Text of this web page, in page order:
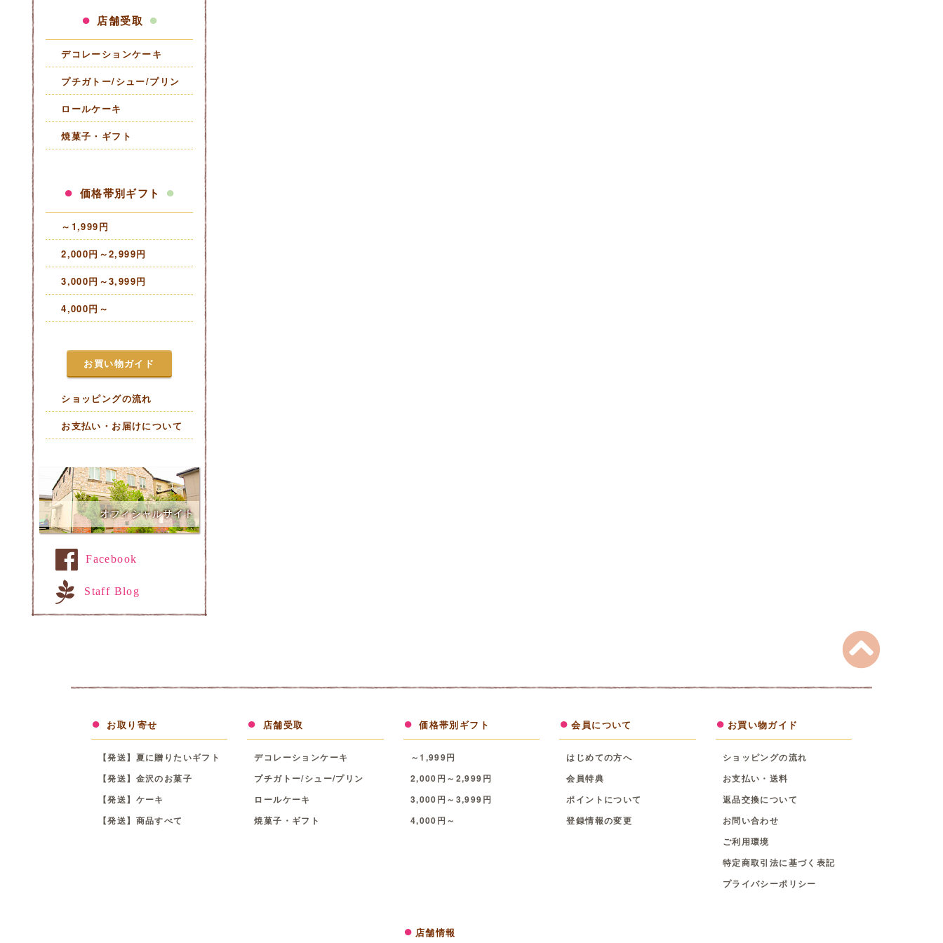
店舗受取
デコレーションケーキ
プチガトー/シュー/プリン
ロールケーキ
焼菓子・ギフト
価格帯別ギフト
～1,999円
2,000円～2,999円
3,000円～3,999円
4,000円～
お買い物ガイド
ショッピングの流れ
お支払い・お届けについて
Facebook
Staff Blog
お取り寄せ
【発送】夏に贈りたいギフト
【発送】金沢のお菓子
【発送】ケーキ
【発送】商品すべて
店舗受取
デコレーションケーキ
プチガトー/シュー/プリン
ロールケーキ
焼菓子・ギフト
価格帯別ギフト
～1,999円
2,000円～2,999円
3,000円～3,999円
4,000円～
会員について
はじめての方へ
会員特典
ポイントについて
登録情報の変更
お買い物ガイド
ショッピングの流れ
お支払い・送料
返品交換について
お問い合わせ
ご利用環境
特定商取引法に基づく表記
プライバシーポリシー
店舗情報